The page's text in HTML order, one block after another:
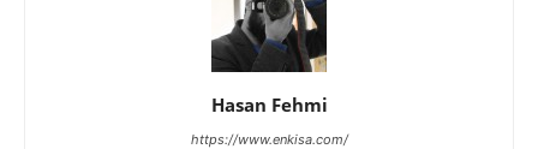
Hasan Fehmi
https://www.enkisa.com/